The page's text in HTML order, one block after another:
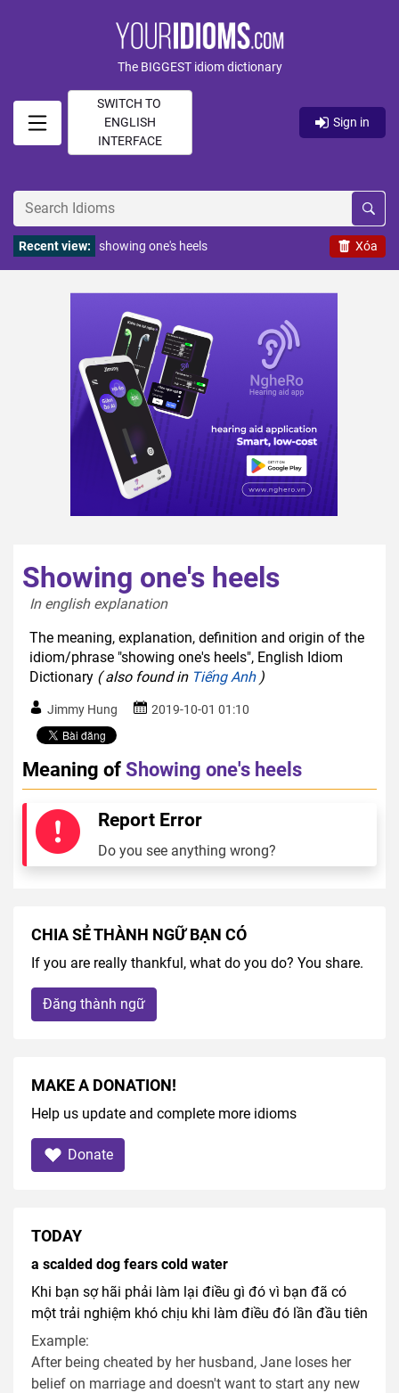
The BIGGEST idiom dictionary
SWITCH TO
ENGLISH
INTERFACE
Sign in
Xóa
Recent view: showing one's heels
Showing one's heels
In english explanation
The meaning, explanation, definition and origin of the
idiom/phrase "showing one's heels", English Idiom
Dictionary ( also found in Tiếng Anh)
Jimmy Hung 2019-10-01 01:10
Meaning ofShowing one's heels
Report Error
Do you see anything wrong?
CHIA SẺ THÀNH NGỮ BẠN CÓ
If you are really thankful, what do you do? You share.
Đăng thành ngữ
MAKE A DONATION!
Help us update and complete more idioms
Donate
TODAY
a scalded dog fears cold water
Khi bạn sợ hãi phải làm lại điều gì đó vì bạn đã có
một trải nghiệm khó chịu khi làm điều đó lần đầu tiên
Example:
After being cheated by her husband, Jane loses her
belief on marriage and doesn't want to start any new